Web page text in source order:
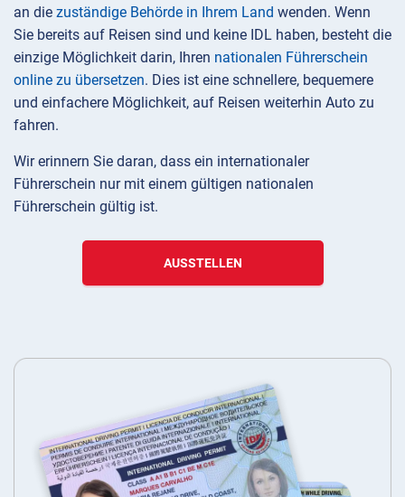
an die zuständige Behörde in Ihrem Land wenden. Wenn
Sie bereits auf Reisen sind und keine IDL haben, besteht die
einzige Möglichkeit darin, Ihren nationalen Führerschein
online zu übersetzen. Dies ist eine schnellere, bequemere
und einfachere Möglichkeit, auf Reisen weiterhin Auto zu
fahren.
Wir erinnern Sie daran, dass ein internationaler
Führerschein nur mit einem gültigen nationalen
Führerschein gültig ist.
AUSSTELLEN